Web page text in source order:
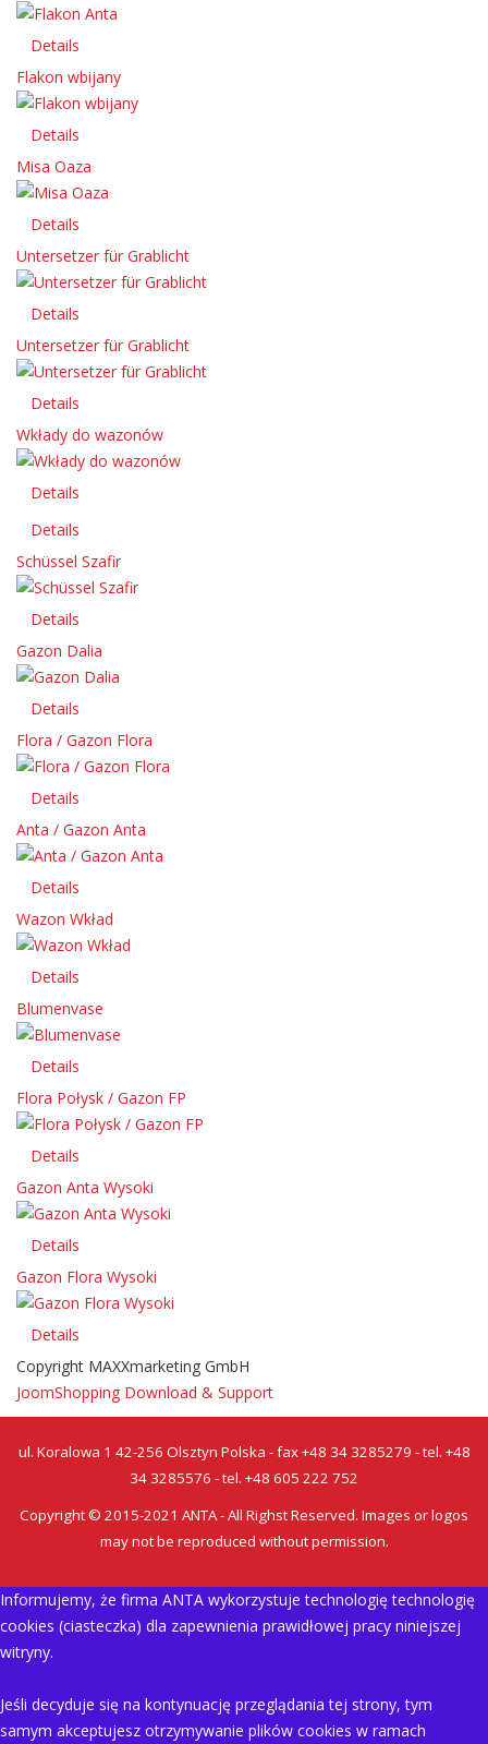
Details
Flakon wbijany
Details
Misa Oaza
Details
Untersetzer für Grablicht
Details
Untersetzer für Grablicht
Details
Wkłady do wazonów
Details
Details
Schüssel Szafir
Details
Gazon Dalia
Details
Flora / Gazon Flora
Details
Anta / Gazon Anta
Details
Wazon Wkład
Details
Blumenvase
Details
Flora Połysk / Gazon FP
Details
Gazon Anta Wysoki
Details
Gazon Flora Wysoki
Details
Copyright MAXXmarketing GmbH
JoomShopping Download & Support
ul. Koralowa 1 42-256 Olsztyn Polska - fax +48 34 3285279 - tel. +48
34 3285576 - tel. +48 605 222 752
Copyright © 2015-2021 ANTA - All Righst Reserved. Images or logos
may not be reproduced without permission.
Informujemy, że firma ANTA wykorzystuje technologię technologię
cookies (ciasteczka) dla zapewnienia prawidłowej pracy niniejszej
witryny.
Jeśli decyduje się na kontynuację przeglądania tej strony, tym
samym akceptujesz otrzymywanie plików cookies w ramach